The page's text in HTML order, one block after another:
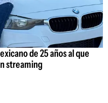
de 25 años al que
streaming